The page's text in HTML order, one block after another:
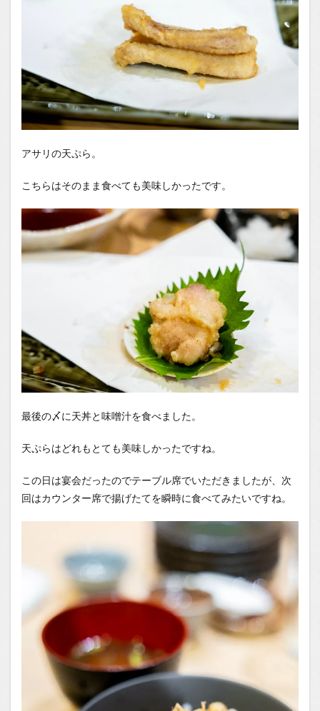
アサリの天ぷら。
こちらはそのまま食べても美味しかったです。
最後の〆に天丼と味噌汁を食べました。
天ぷらはどれもとても美味しかったですね。
この日は宴会だったのでテーブル席でいただきましたが、次
回はカウンター席で揚げたてを瞬時に食べてみたいですね。